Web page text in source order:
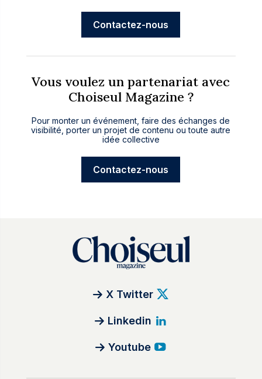
Contactez-nous
Vous voulez un partenariat avec
Choiseul Magazine ?
Pour monter un événement, faire des échanges de
visibilité, porter un projet de contenu ou toute autre
idée collective
Contactez-nous
X Twitter
Linkedin
Youtube